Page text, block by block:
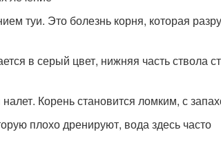
туи. Это болезнь корня, которая
в серый цвет, нижняя часть ствола
Корень становится ломким, с
плохо дренируют, вода здесь часто